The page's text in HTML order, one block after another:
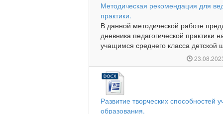
Методическая рекомендация для
практики.
В данной методической работе
дневника педагогической практики
учащимся среднего класса детской
Развитие творческих способностей
образования.